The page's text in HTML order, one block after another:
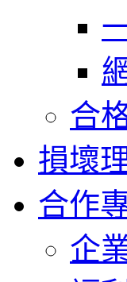
合
損壞
合作
企